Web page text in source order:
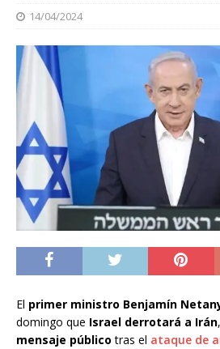
14/04/2024
El primer ministro Benjamín
domingo que Israel derrotará a Irán
mensaje público tras el ataque de